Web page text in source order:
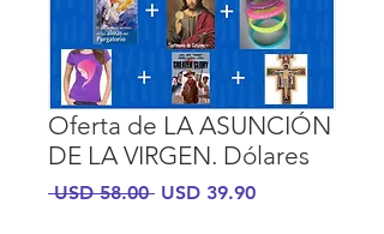
Oferta de LA ASUNCIÓN
DE LA VIRGEN. Dólares
USD 58.00 Precio
USD 39.90Precio